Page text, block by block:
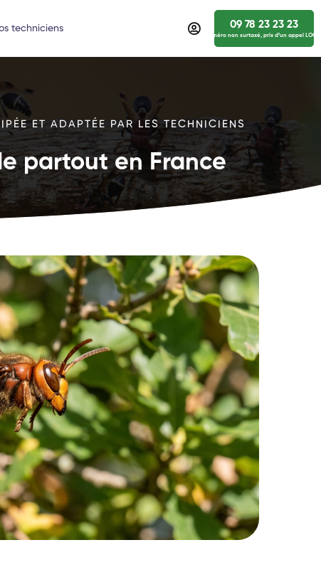
techniciens 09 78 23 23 23
numéro non surtaxé, prix d’un appel
ET ADAPTÉE PAR LES TECHNICIENS
partout en France